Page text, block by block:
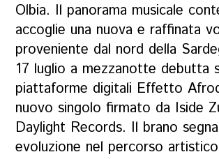
Olbia. Il panorama musicale
accoglie una nuova e raffinata
proveniente dal nord della
17 luglio a mezzanotte debutta
piattaforme digitali Effetto
nuovo singolo firmato da Iside
Daylight Records. Il brano
evoluzione nel percorso